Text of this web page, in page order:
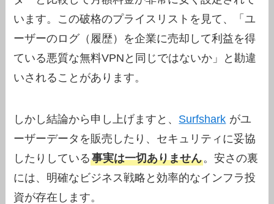
います。この破格のプライスリストを見て、「ユ
ーザーのログ（履歴）を企業に売却して利益を得
ている悪質な無料VPNと同じではないか」と勘違
いされることがあります。
しかし結論から申し上げますと、 Surfshark がユ
ーザーデータを販売したり、セキュリティに妥協
したりしている事実は一切ありません。安さの裏
には、明確なビジネス戦略と効率的なインフラ投
資が存在します。